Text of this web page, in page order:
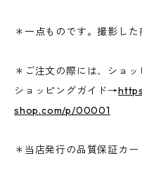
＊一点ものです。撮影し
＊ご注文の際には、ショ
ショッピングガイド→
shop.com/p/00001
＊当店発行の品質保証カー